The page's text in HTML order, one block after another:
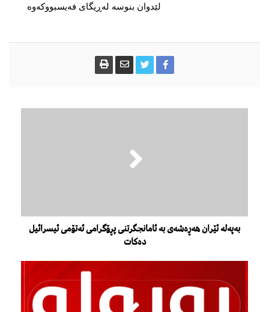
لێدوان بنوسە لەڕیگای فەیسبووکەوە
بەپەلە ئێران هەڕەشەی بە ئامانجگرتنی پڕۆگرامی ئەتۆمی ئیسرائیل
دەکات